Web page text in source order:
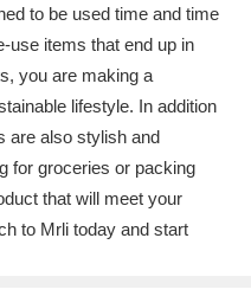
to be used time and time
use items that end up in
you are making a
lifestyle. In addition
are also stylish and
for groceries or packing
that will meet your
to Mrli today and start